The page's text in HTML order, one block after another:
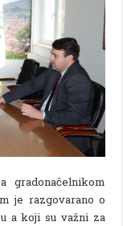
gradonačelnikom
je razgovarano o
a koji su važni za